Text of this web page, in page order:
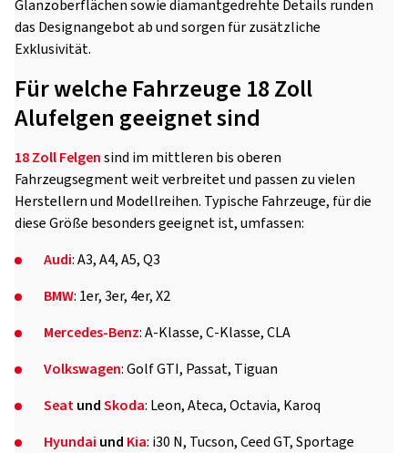
Glanzoberflächen sowie diamantgedrehte Details runden
das Designangebot ab und sorgen für zusätzliche
Exklusivität.
Für welche Fahrzeuge 18 Zoll
Alufelgen geeignet sind
18 Zoll Felgensind im mittleren bis oberen
Fahrzeugsegment weit verbreitet und passen zu vielen
Herstellern und Modellreihen. Typische Fahrzeuge, für die
diese Größe besonders geeignet ist, umfassen:
Audi: A3, A4, A5, Q3
BMW: 1er, 3er, 4er, X2
Mercedes-Benz: A-Klasse, C-Klasse, CLA
Volkswagen: Golf GTI, Passat, Tiguan
SeatundSkoda: Leon, Ateca, Octavia, Karoq
Hyundai und Kia: i30 N, Tucson, Ceed GT, Sportage